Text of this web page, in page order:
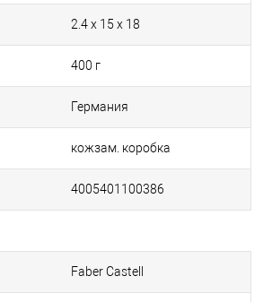
2.4 x 15 x 18
400 г
Германия
кожзам. коробка
4005401100386
Faber Castell